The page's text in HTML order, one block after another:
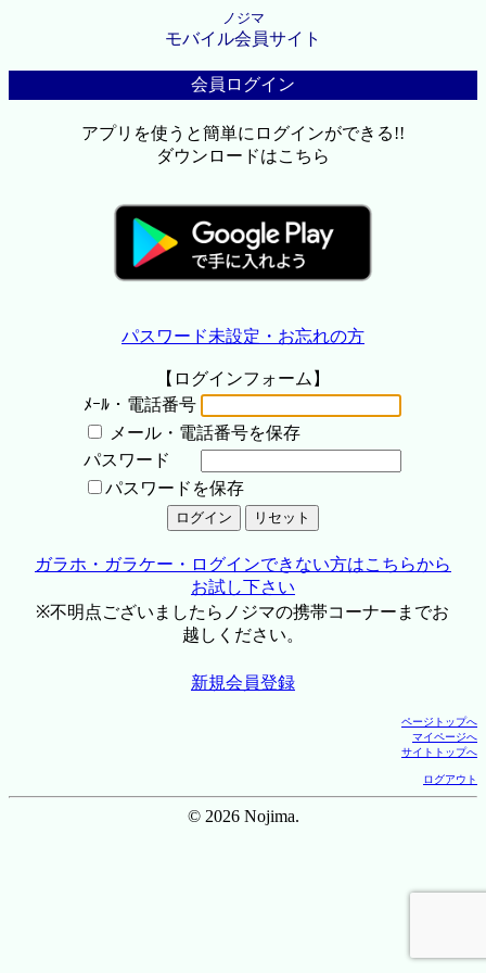
ノジマ
モバイル会員サイト
会員ログイン
アプリを使うと簡単にログインができる!!
ダウンロードはこちら
パスワード未設定・お忘れの方
【ログインフォーム】
ﾒｰﾙ・電話番号
メール・電話番号を保存
パスワード
パスワードを保存
ガラホ・ガラケー・ログインできない方はこちらから
お試し下さい
※不明点ございましたらノジマの携帯コーナーまでお
越しください。
新規会員登録
ページトップへ
マイページへ
サイトトップへ
ログアウト
© 2026 Nojima.